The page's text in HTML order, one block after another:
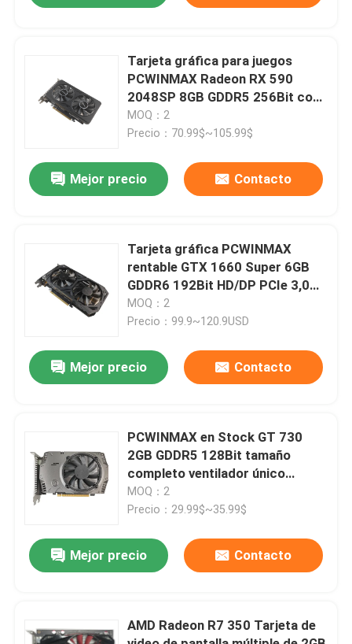
Hogar
Vídeos
Viaje de la fábrica
Control de calidad
Éntrenos en contacto con
Pida una cita
Tarjeta gráfica de minería
Tarjeta gráfica para juegos
PCWINMAX Radeon RX 590
2048SP 8GB GDDR5 256Bit con
DP/HD/DVI 6 pines disponible
para ensambladores de
MOQ：2
Precio：70.99$~105.99$
Mejor precio Contacto
Tarjeta gráfica PCWINMAX
rentable GTX 1660 Super 6GB
GDDR6 192Bit HD/DP PCIe 3,0
OEM al por mayor para
actualización de PC de juegos
MOQ：2
Precio：99.9~120.9USD
Mejor precio Contacto
PCWINMAX en Stock GT 730
2GB GDDR5 128Bit tamaño
completo ventilador único
tarjeta gráfica de escritorio VGA
HD interfaz DVI GPU al por
MOQ：2
Precio：29.99$~35.99$
Mejor precio Contacto
AMD Radeon R7 350 Tarjeta de